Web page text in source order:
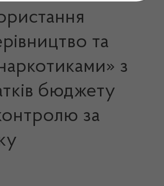
та
з
бюджету
за